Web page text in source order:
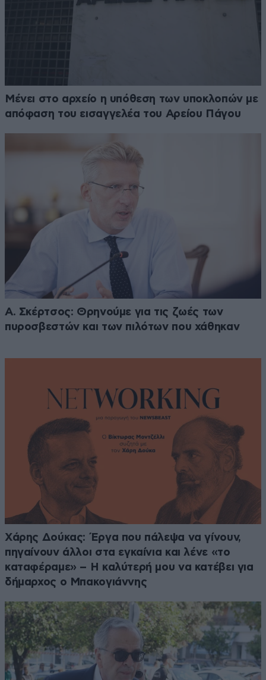
Μένει στο αρχείο η υπόθεση των υποκλοπών με
απόφαση του εισαγγελέα του Αρείου Πάγου
Α. Σκέρτσος: Θρηνούμε για τις ζωές των
πυροσβεστών και των πιλότων που χάθηκαν
Χάρης Δούκας: Έργα που πάλεψα να γίνουν,
πηγαίνουν άλλοι στα εγκαίνια και λένε «το
καταφέραμε» – Η καλύτερή μου να κατέβει για
δήμαρχος ο Μπακογιάννης